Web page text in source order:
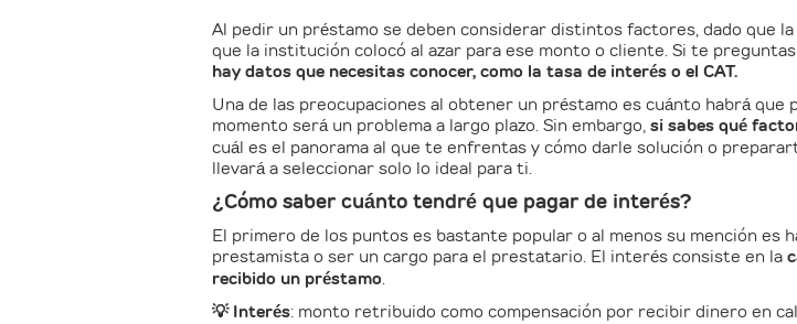
Al pedir un préstamo se deben considerar distintos factores, dado que
que la institución colocó al azar para ese monto o cliente. Si te
hay datos que necesitas conocer, como la tasa de interés o el CAT.
Una de las preocupaciones al obtener un préstamo es cuánto habrá
momento será un problema a largo plazo. Sin embargo, si sabes qué
cuál es el panorama al que te enfrentas y cómo darle solución o
llevará a seleccionar solo lo ideal para ti.
¿Cómo saber cuánto tendré que pagar de interés?
El primero de los puntos es bastante popular o al menos su mención
prestamista o ser un cargo para el prestatario. El interés consiste en la
recibido un préstamo.
💡 Interés: monto retribuido como compensación por recibir dinero en